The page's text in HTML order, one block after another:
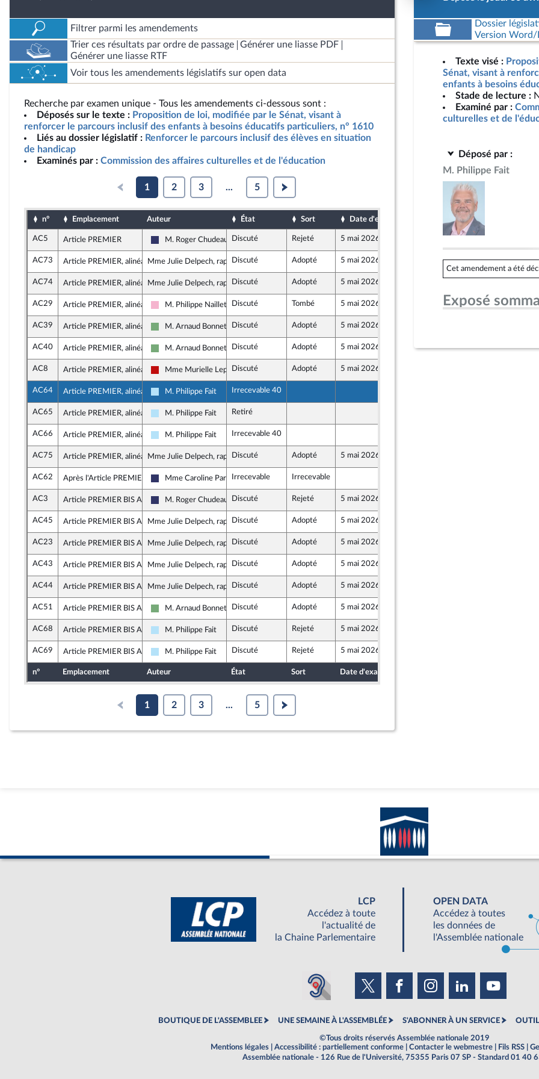
Filtrer parmi les amendements
Trier ces résultats par ordre de passage
Générer une liasse PDF
Générer une liasse RTF
Voir tous les amendements législatifs sur open data
Recherche par examen unique - Tous les amendements ci-dessous sont :
Déposés sur le texte : Proposition de loi, modifiée par le Sénat, visant à
renforcer le parcours inclusif des enfants à besoins éducatifs particuliers, n° 1610
Liés au dossier législatif : Renforcer le parcours inclusif des élèves en situation
de handicap
Examinés par : Commission des affaires culturelles et de l'éducation
1 2 3 ... 5
n° Emplacement Auteur État Sort Date d'examen Date de dépôt
AC5 Article PREMIER
Rassemblement National
M. Roger Chudeau Discuté Rejeté 5 mai 2026
AC73 Article PREMIER, alinéa 3Mme Julie Delpech, rapporteure
Discuté Adopté 5 mai 2026 4 mai 2026
AC74 Article PREMIER, alinéa 3Mme Julie Delpech, rapporteure
Discuté Adopté 5 mai 2026
AC29 Article PREMIER, alinéa 3
Socialistes et apparentés
M. Philippe Naillet Discuté Tombé 5 mai 2026 30 avril 2026
AC39 Article PREMIER, alinéa 3
Écologiste et Social
M. Arnaud Bonnet Discuté Adopté 5 mai 2026
AC40 Article PREMIER, alinéa 3
Écologiste et Social
M. Arnaud Bonnet Discuté Adopté 5 mai 2026 30 avril 2026
AC8 Article PREMIER, alinéa 4
La France insoumise - Nouveau Front Populaire
Mme Murielle LepvraudDiscuté Adopté 5 mai 2026
AC64 Article PREMIER, alinéa 4
Horizons & Indépendants
M. Philippe Fait Irrecevable 40
AC65 Article PREMIER, alinéa 4
Horizons & Indépendants
M. Philippe Fait Retiré
AC66 Article PREMIER, alinéa 4
Horizons & Indépendants
M. Philippe Fait Irrecevable 40
AC75 Article PREMIER, alinéa 8Mme Julie Delpech, rapporteure
Discuté Adopté 5 mai 2026
AC62 Après l'Article PREMIER
Rassemblement National
Mme Caroline ParmentierIrrecevable Irrecevable
AC3 Article PREMIER BIS A
Rassemblement National
M. Roger Chudeau Discuté Rejeté 5 mai 2026
AC45 Article PREMIER BIS A, alinéa 2Mme Julie Delpech, rapporteure
Discuté Adopté 5 mai 2026
AC23 Article PREMIER BIS A, alinéa 2Mme Julie Delpech, rapporteure
Discuté Adopté 5 mai 2026
AC43 Article PREMIER BIS A, alinéa 2Mme Julie Delpech, rapporteure
Discuté Adopté 5 mai 2026
AC44 Article PREMIER BIS A, alinéa 2Mme Julie Delpech, rapporteure
Discuté Adopté 5 mai 2026
AC51 Article PREMIER BIS A, alinéa 3
Écologiste et Social
M. Arnaud Bonnet Discuté Adopté 5 mai 2026
AC68 Article PREMIER BIS A, alinéa 3
Horizons & Indépendants
M. Philippe Fait Discuté Rejeté 5 mai 2026
AC69 Article PREMIER BIS A, alinéa 3
Horizons & Indépendants
M. Philippe Fait Discuté Rejeté 5 mai 2026
n° Emplacement Auteur État Sort Date d'examen
1 2 3 ... 5
Dossier
Version
Texte visé :
Sénat, visant à
enfants à besoins
Stade de lecture :
Examiné par :
culturelles et de
Déposé par :
M. Philippe Fait
Cet amendement a été
Exposé
LCP
Accédez à toute
l'actualité de
la Chaine Parlementaire
OPEN DATA
Accédez à toutes
les données de
l'Assemblée nationale
BOUTIQUE DE L'ASSEMBLEE UNE SEMAINE À L'ASSEMBLÉE S'ABONNER À UN SERVICE
©Tous droits réservés Assemblée nationale 2019
Mentions légales
Accessibilité : partiellement conforme Contacter le webmestre Fils RSS
Assemblée nationale - 126 Rue de l'Université, 75355 Paris 07 SP - Standard 01 40